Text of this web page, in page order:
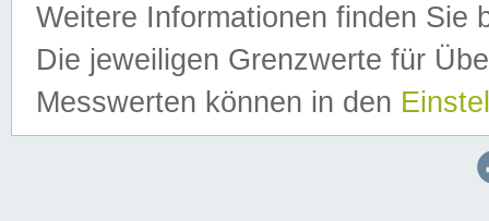
Weitere Informationen finden Sie
Die jeweiligen Grenzwerte für
Messwerten können in den